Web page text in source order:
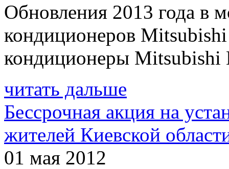
Обновления 2013 года в
кондиционеров
кондиционеры Mitsubishi
читать дальше
Бессрочная акция на
жителей Киевской
01 мая 2012